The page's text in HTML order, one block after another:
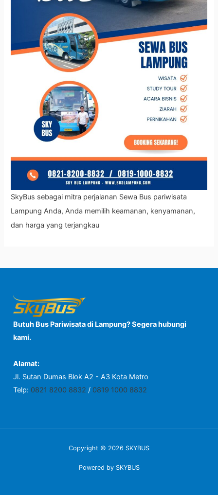
SkyBus sebagai mitra perjalanan Sewa Bus pariwisata
Lampung Anda, Anda memilih keamanan, kenyamanan,
dan harga yang terjangkau
Butuh Bus Pariwisata di Lampung? Segera hubungi
kami.
Alamat:
Jl. Sutan Dumas Blok A2 - A3 Kota Metro
Telp: 0821 8200 8832 / 0819 1000 8832
Copyright © 2026 SKYBUS
Powered by SKYBUS